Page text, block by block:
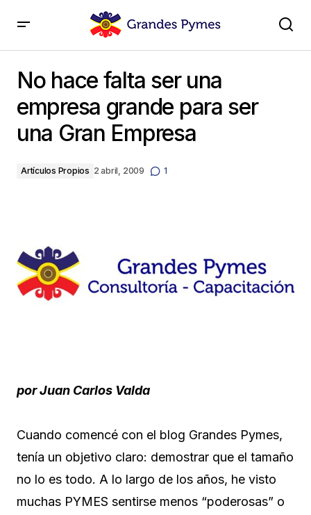
Gran Empresa
No hace falta ser una
empresa grande para ser
una Gran Empresa
Artículos Propios 2 abril, 2009 1
por Juan Carlos Valda
Cuando comencé con el blog Grandes Pymes,
tenía un objetivo claro: demostrar que el tamaño
no lo es todo. A lo largo de los años, he visto
muchas PYMES sentirse menos “poderosas” o